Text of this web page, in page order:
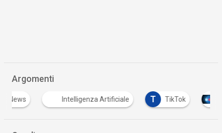
Argomenti
Intelligenza Artificiale T TikTok Tutto su